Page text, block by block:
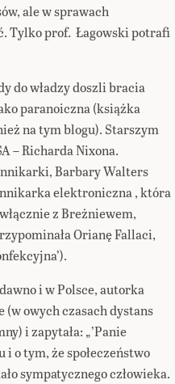
ale w sprawach
Tylko prof. Łagowski potrafi
do władzy doszli bracia
paranoiczna (książka
na tym blogu). Starszym
– Richarda Nixona.
Barbary Walters
elektroniczna , która
z Breżniewem,
Orianę Fallaci,
i w Polsce, autorka
(w owych czasach dystans
i zapytała: „’Panie
o tym, że społeczeństwo
sympatycznego człowieka.